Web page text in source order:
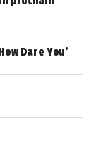
Dare You’